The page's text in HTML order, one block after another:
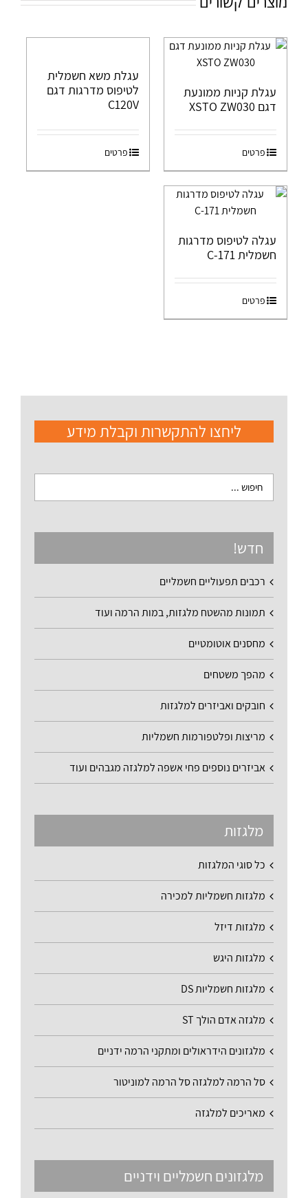
עגלת קניות ממונעת
דגם XSTO ZW030
פרטים
עגלת משא חשמלית
לטיפוס מדרגות דגם
C120V
פרטים
עגלה לטיפוס מדרגות
חשמלית C-171
פרטים
ליחצו להתקשרות וקבלת מידע
חדש!
רכבים תפעוליים חשמליים
תמונות מהשטח מלגזות, במות הרמה ועוד
מחסנים אוטומטיים
מהפך משטחים
חובקים ואביזרים למלגזות
מריצות ופלטפורמות חשמליות
אביזרים נוספים פחי אשפה למלגזה מגבהים ועוד
מלגזות
כל סוגי המלגזות
מלגזות חשמליות למכירה
מלגזות דיזל
מלגזות היגש
מלגזות חשמליות DS
מלגזה אדם הולך ST
מלגזונים הידראולים ומתקני הרמה ידניים
סל הרמה למלגזה סל הרמה למוניטור
מאריכים למלגזה
מלגזונים חשמליים וידניים